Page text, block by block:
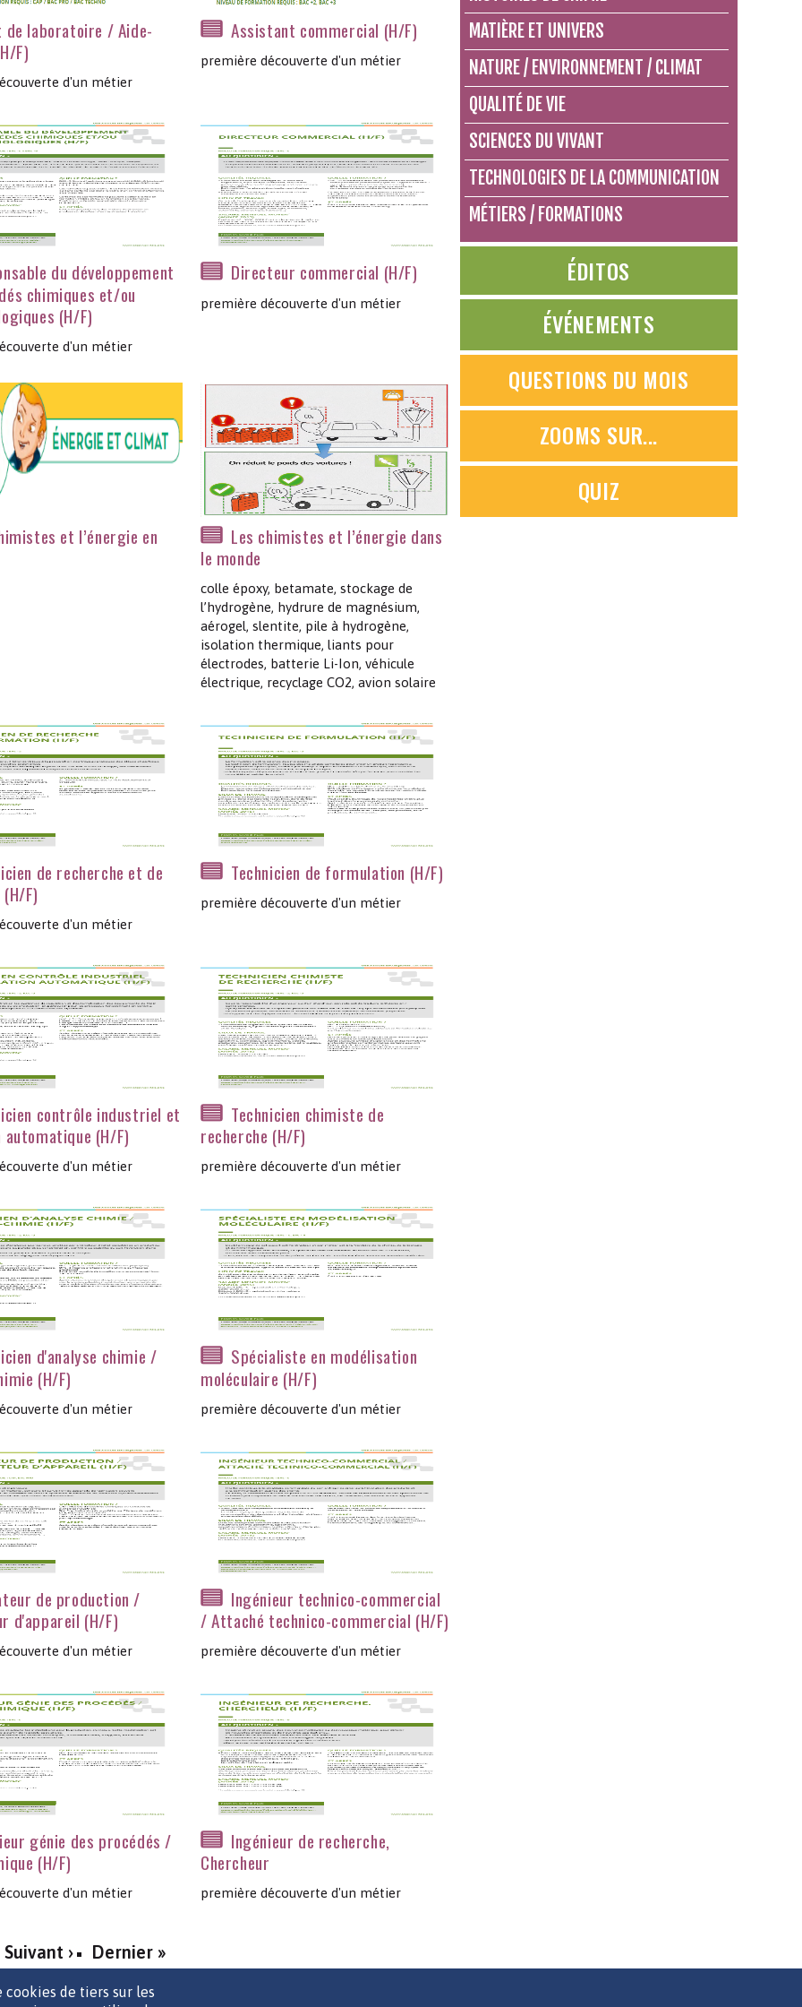
de laboratoire / Aide-
F)
d'un métier
Assistant commercial (H/F)
première découverte d'un métier
du développement
chimiques et/ou
(H/F)
d'un métier
Directeur commercial (H/F)
première découverte d'un métier
et l’énergie en
Les chimistes et l’énergie dans
le monde
colle époxy, betamate, stockage de
l’hydrogène, hydrure de magnésium,
aérogel, slentite, pile à hydrogène,
isolation thermique, liants pour
électrodes, batterie Li-Ion, véhicule
électrique, recyclage CO2, avion solaire
de recherche et de
(H/F)
d'un métier
Technicien de formulation (H/F)
première découverte d'un métier
contrôle industriel et
automatique (H/F)
d'un métier
Technicien chimiste de
recherche (H/F)
première découverte d'un métier
d'analyse chimie /
(H/F)
d'un métier
Spécialiste en modélisation
moléculaire (H/F)
première découverte d'un métier
de production /
d'appareil (H/F)
d'un métier
Ingénieur technico-commercial
/ Attaché technico-commercial (H/F)
première découverte d'un métier
génie des procédés /
(H/F)
d'un métier
Ingénieur de recherche,
Chercheur
première découverte d'un métier
Suivant › Dernier »
MATIÈRE ET UNIVERS
NATURE / ENVIRONNEMENT / CLIMAT
QUALITÉ DE VIE
SCIENCES DU VIVANT
TECHNOLOGIES DE LA COMMUNICATION
MÉTIERS / FORMATIONS
ÉDITOS
ÉVÉNEMENTS
QUESTIONS DU MOIS
ZOOMS SUR...
QUIZ
cookies de tiers sur les
Les chimistes dans...
Réactions en un clin d’oeil
Enseignement
Chimie et Notre-Dame